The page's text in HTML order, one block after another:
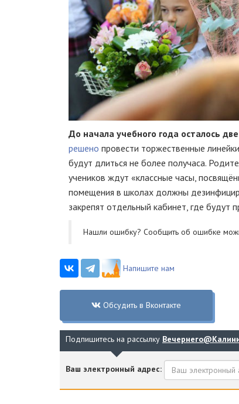
До начала учебного года осталось
решено провести торжественные
будут длиться не более получаса.
учеников ждут «классные часы,
помещения в школах должны
закрепят отдельный кабинет, где будут
Нашли ошибку? Cообщить об ошибке
Напишите нам
Обсудить в Вконтакте
Подпишитесь на рассылку
Ваш электронный адрес: